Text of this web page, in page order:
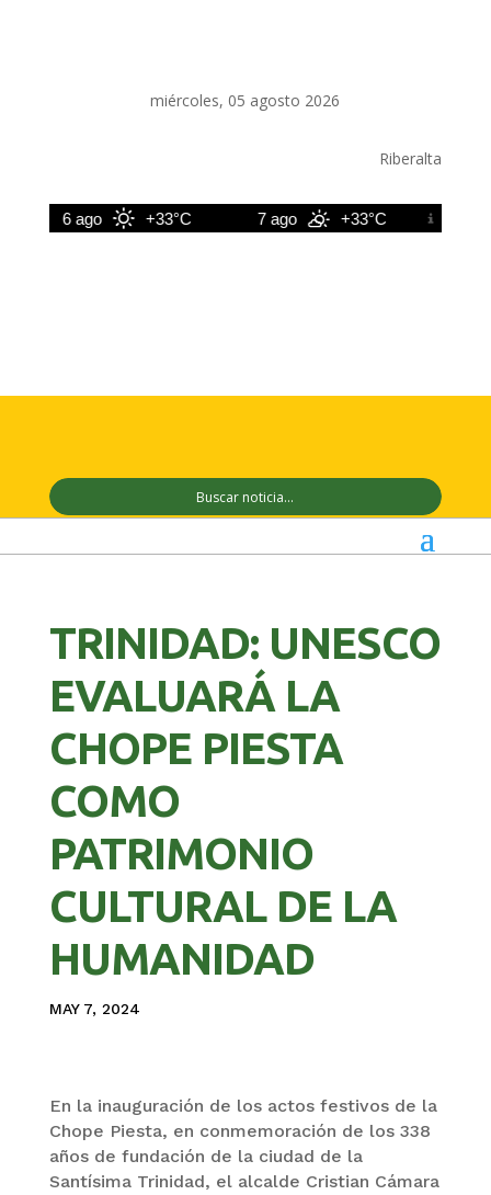
miércoles, 05 agosto 2026
Riberalta
6 ago +33°C 7 ago +33°C
TRINIDAD: UNESCO
EVALUARÁ LA
CHOPE PIESTA
COMO
PATRIMONIO
CULTURAL DE LA
HUMANIDAD
MAY 7, 2024
En la inauguración de los actos festivos de la
Chope Piesta, en conmemoración de los 338
años de fundación de la ciudad de la
Santísima Trinidad, el alcalde Cristian Cámara